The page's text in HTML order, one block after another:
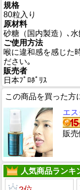
規格
80粒入り
原材料
砂糖（国内製造）､水
ご使用方法
喉に違和感を感じた
ださい｡
販売者
日本ﾌﾟﾛﾎﾟﾘｽ
この商品を買った方
エ
販売
人気商品ランキ